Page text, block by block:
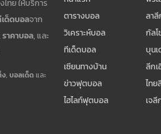
ไทย ให้บริการ
ด็ดบอลจาก
ราคาบอล, และ
ง, บอลเด็ดและ
ตารางบอล
วิเคราะห์บอล
ทีเด็ดบอล
เซียนทางบ้าน
ข่าวฟุตบอล
ไฮไลท์ฟุตบอล
ลาลี
กัลโ
บุน
ลีก
ไทย
เจลี